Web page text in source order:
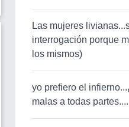
Las mujeres
interrogación porque
los mismos)
yo prefiero el
malas a todas